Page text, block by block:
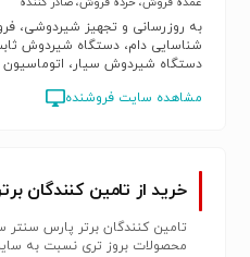
به روزرسانی و تجهیز شیردوشی،
شناسایی دام، دستگاه شیردوش
دستگاه شیردوش سیار،
مشاهده سایت فروشنده
خرید از تامین کنندگان
تامین کنندگان برتر پارس سنتر
محصولات بروز تری نسبت به